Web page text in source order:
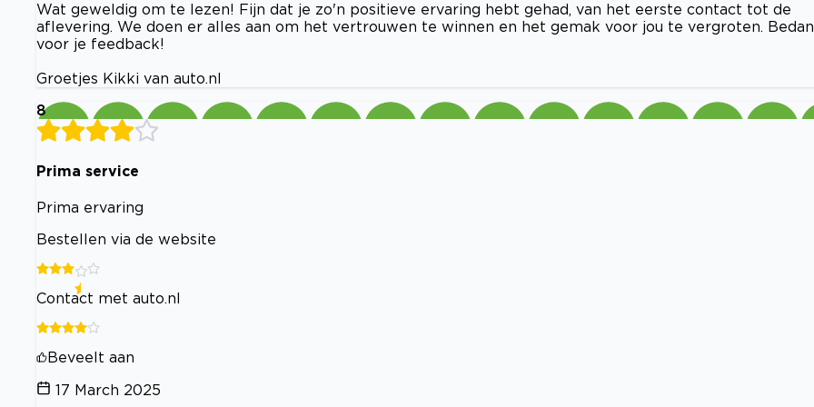
Wat geweldig om te lezen! Fijn dat je zo'n positieve ervaring hebt gehad, van het eerste contact tot de
aflevering. We doen er alles aan om het vertrouwen te winnen en het gemak voor jou te vergroten.
voor je feedback!
Groetjes Kikki van auto.nl
8
Prima service
Prima ervaring
Bestellen via de website
Contact met auto.nl
Beveelt aan
17 March 2025